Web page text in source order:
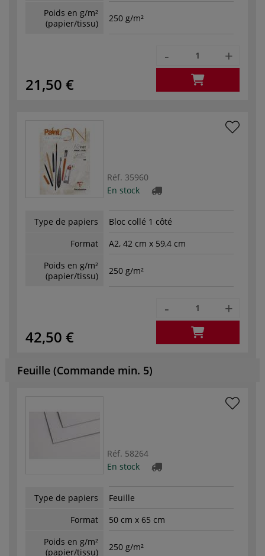
Poids en g/m²
(papier/tissu)
250 g/m²
21,50 €
- +
Réf. 35960
En stock
Type de papiers
Bloc collé 1 côté
Format
A2, 42 cm x 59,4 cm
Poids en g/m²
(papier/tissu)
250 g/m²
42,50 €
- +
Feuille (Commande min. 5)
Réf. 58264
En stock
Type de papiers
Feuille
Format
50 cm x 65 cm
Poids en g/m²
(papier/tissu)
250 g/m²